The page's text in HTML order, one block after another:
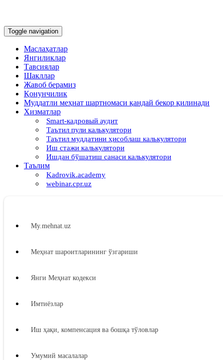
Toggle navigation
Маслаҳатлар
Янгиликлар
Тавсиялар
Шакллар
Жавоб берамиз
Қонунчилик
Муддатли меҳнат шартномаси қандай бекор қилинади
Хизматлар
Smart-кадровый аудит
Таътил пули калькулятори
Таътил муддатини ҳисоблаш калькулятори
Иш стажи калькулятори
Ишдан бўшатиш санаси калькулятори
Таълим
Kadrovik.academy
webinar.cpr.uz
My.mehnat.uz
Меҳнат шароитларининг ўзгариши
Янги Меҳнат кодекси
Имтиёзлар
Иш ҳақи, компенсация ва бошқа тўловлар
Умумий масалалар